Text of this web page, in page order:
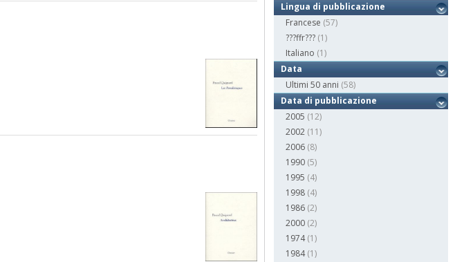
Lingua di pubblicazione
Francese (57)
???ffr??? (1)
Italiano (1)
Data
Ultimi 50 anni (58)
Data di pubblicazione
2005 (12)
2002 (11)
2006 (8)
1990 (5)
1995 (4)
1998 (4)
1986 (2)
2000 (2)
1974 (1)
1984 (1)